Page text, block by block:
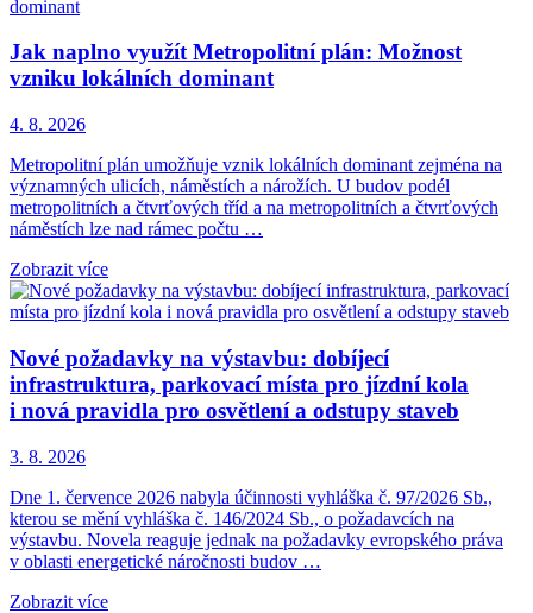
Jak naplno využít Metropolitní plán: Možnost
vzniku lokálních dominant
4. 8. 2026
Metropolitní plán umožňuje vznik lokálních dominant zejména na
významných ulicích, náměstích a nárožích. U budov podél
metropolitních a čtvrťových tříd a na metropolitních a čtvrťových
náměstích lze nad rámec počtu …
Zobrazit více
Nové požadavky na výstavbu: dobíjecí
infrastruktura, parkovací místa pro jízdní kola
i nová pravidla pro osvětlení a odstupy staveb
3. 8. 2026
Dne 1. července 2026 nabyla účinnosti vyhláška č. 97/2026 Sb.,
kterou se mění vyhláška č. 146/2024 Sb., o požadavcích na
výstavbu. Novela reaguje jednak na požadavky evropského práva
v oblasti energetické náročnosti budov …
Zobrazit více